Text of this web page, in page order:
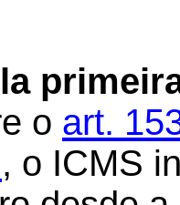
o art.
, o ICMS